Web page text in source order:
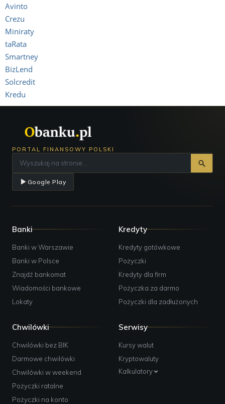
Avinto
Crezu
Miniraty
taRata
Smartney
BizLend
Solcredit
Kredu
PORTAL FINANSOWY POLSKI
Google Play
Banki
Banki w Warszawie
Banki w Polsce
Znajdź bankomat
Wiadomości bankowe
Lokaty
Kredyty
Kredyty gotówkowe
Pożyczki
Kredyty dla firm
Pożyczka za darmo
Pożyczki dla zadłużonych
Chwilówki
Chwilówki bez BIK
Darmowe chwilówki
Chwilówki w weekend
Pożyczki ratalne
Pożyczki na konto
Serwisy
Kursy walut
Kryptowaluty
Kalkulatory